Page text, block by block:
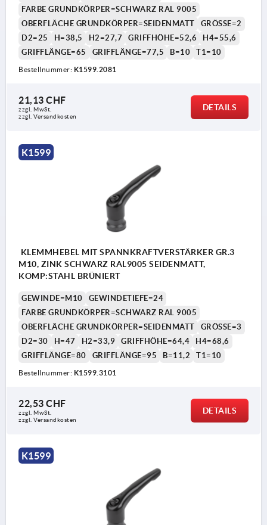
FARBE GRUNDKÖRPER=SCHWARZ RAL 9005
OBERFLÄCHE GRUNDKÖRPER=SEIDENMATT
GRÖSSE=2
D2=25
H=38,5 H2=27,7 GRIFFHÖHE=52,6
H4=55,6
GRIFFLÄNGE=65
GRIFFLÄNGE=77,5 B=10 T1=10
Bestellnummer: K1599.2081
21,13 CHF
zzgl. MwSt.
zzgl. Versandkosten
DETAILS
K1599
KLEMMHEBEL MIT SPANNKRAFTVERSTÄRKER GR.3
M10, ZINK SCHWARZ RAL9005 SEIDENMATT,
KOMP:STAHL BRÜNIERT
GEWINDE=M10
GEWINDETIEFE=24
FARBE GRUNDKÖRPER=SCHWARZ RAL 9005
OBERFLÄCHE GRUNDKÖRPER=SEIDENMATT
GRÖSSE=3
D2=30
H=47 H2=33,9 GRIFFHÖHE=64,4
H4=68,6
GRIFFLÄNGE=80
GRIFFLÄNGE=95 B=11,2 T1=10
Bestellnummer: K1599.3101
22,53 CHF
zzgl. MwSt.
zzgl. Versandkosten
DETAILS
K1599